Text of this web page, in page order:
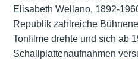
Elisabeth Wellano, 1892-
Republik zahlreiche
Tonfilme drehte und sich ab
Schallplattenaufnahmen